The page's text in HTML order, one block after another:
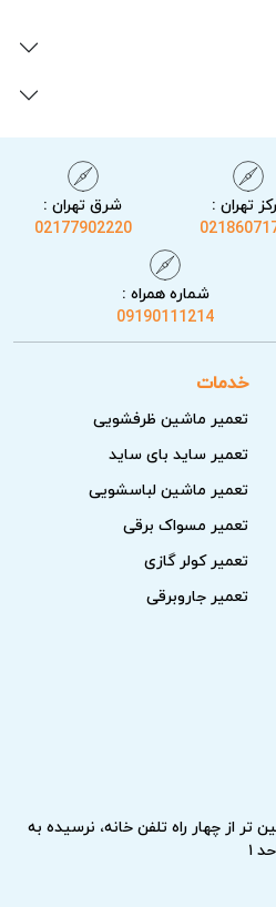
تهران :
شرق تهران :
02177902220
شماره همراه :
09190111214
خدمات
تعمیر ماشین ظرفشویی
تعمیر ساید بای ساید
تعمیر ماشین لباسشویی
تعمیر مسواک برقی
تعمیر کولر گازی
تعمیر جاروبرقی
تر از چهار راه تلفن خانه، نرسیده به